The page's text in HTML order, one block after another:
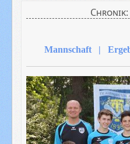
Chronik:
Mannschaft |